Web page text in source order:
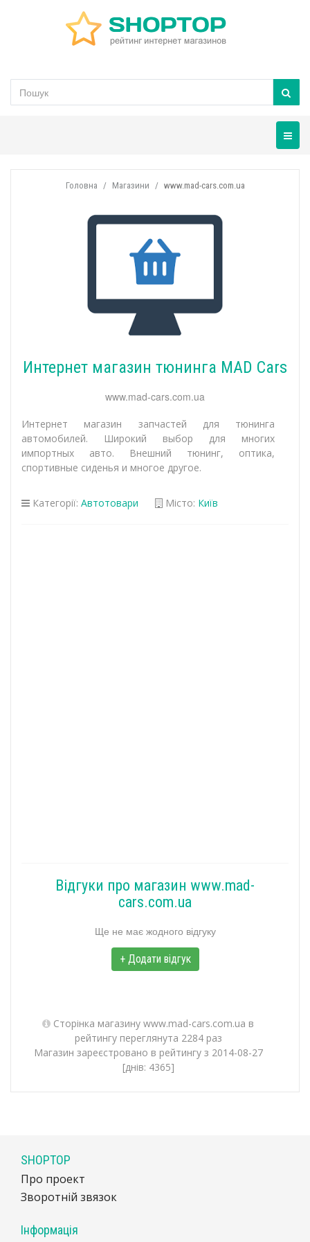
Головна Магазини www.mad-cars.com.ua
Интернет магазин тюнинга MAD Cars
www.mad-cars.com.ua
Интернет магазин запчастей для тюнинга
автомобилей. Широкий выбор для многих
импортных авто. Внешний тюнинг, оптика,
спортивные сиденья и многое другое.
Категорії: Автотовари Місто: Київ
Відгуки про магазин www.mad-
cars.com.ua
Ще не має жодного відгуку
+ Додати відгук
Сторінка магазину www.mad-cars.com.ua в
рейтингу переглянута 2284 раз
Магазин зареєстровано в рейтингу з 2014-08-27
[днів: 4365]
SHOPTOP
Про проект
Зворотній звязок
Інформація